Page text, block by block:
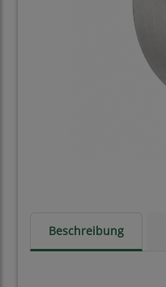
Beschreibung